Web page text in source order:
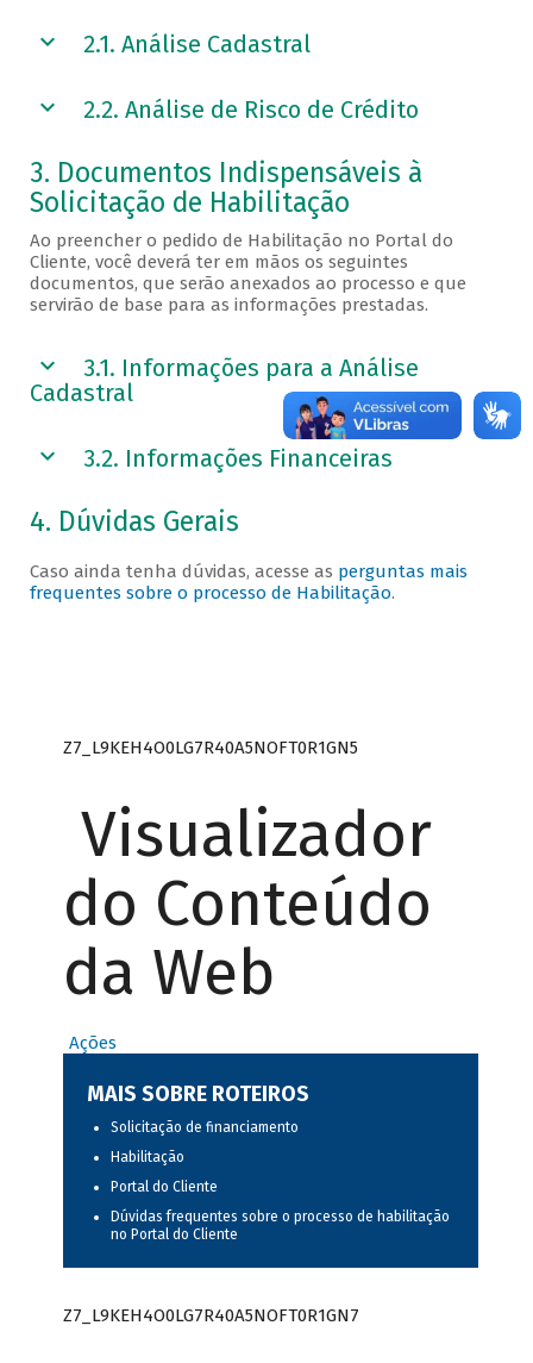
2.1. Análise Cadastral
2.2. Análise de Risco de Crédito
3. Documentos Indispensáveis à
Solicitação de Habilitação
Ao preencher o pedido de Habilitação no Portal do
Cliente, você deverá ter em mãos os seguintes
documentos, que serão anexados ao processo e que
servirão de base para as informações prestadas.
3.1. Informações para a Análise
Cadastral
3.2. Informações Financeiras
4. Dúvidas Gerais
Caso ainda tenha dúvidas, acesse as perguntas mais
frequentes sobre o processo de Habilitação.
Z7_L9KEH4O0LG7R40A5NOFT0R1GN5
Visualizador
do Conteúdo
da Web
Ações
MAIS SOBRE ROTEIROS
Solicitação de financiamento
Habilitação
Portal do Cliente
Dúvidas frequentes sobre o processo de habilitação
no Portal do Cliente
Z7_L9KEH4O0LG7R40A5NOFT0R1GN7